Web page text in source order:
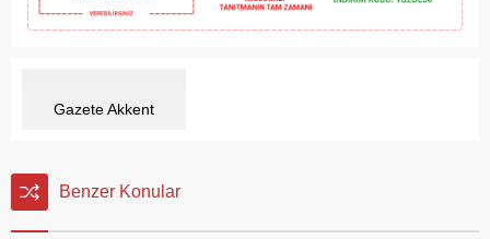
Gazete Akkent
Benzer Konular